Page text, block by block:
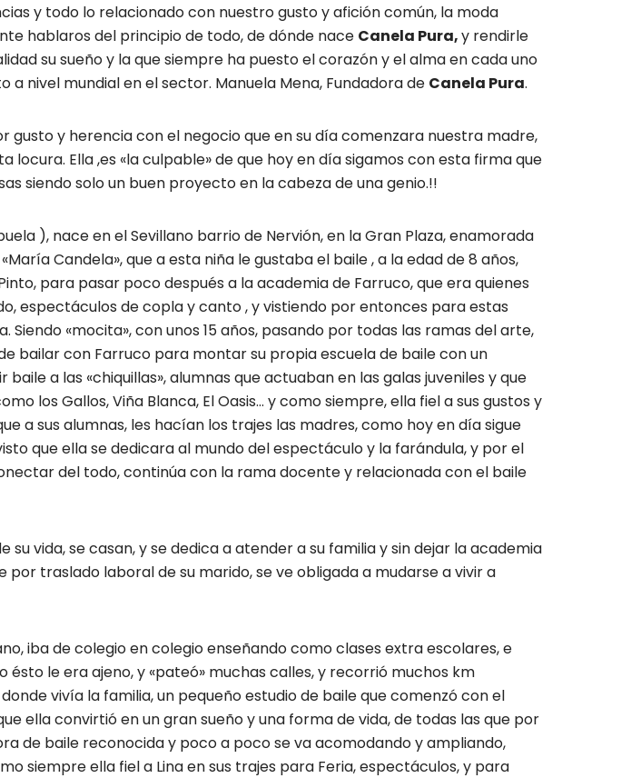
y todo lo relacionado con nuestro gusto y afición común, la moda
hablaros del principio de todo, de dónde nace Canela Pura,y rendirle
su sueño y la que siempre ha puesto el corazón y el alma en cada uno
nivel mundial en el sector. Manuela Mena, Fundadora de Canela Pura.
gusto y herencia con el negocio que en su día comenzara nuestra madre,
Ella ,es «la culpable» de que hoy en día sigamos con esta firma que
siendo solo un buen proyecto en la cabeza de una genio.!!
), nace en el Sevillano barrio de Nervión, en la Gran Plaza, enamorada
Candela», que a esta niña le gustaba el baile , a la edad de 8 años,
para pasar poco después a la academia de Farruco, que era quienes
espectáculos de copla y canto , y vistiendo por entonces para estas
«mocita», con unos 15 años, pasando por todas las ramas del arte,
bailar con Farruco para montar su propia escuela de baile con un
a las «chiquillas», alumnas que actuaban en las galas juveniles y que
los Gallos, Viña Blanca, El Oasis… y como siempre, ella fiel a sus gustos y
a sus alumnas, les hacían los trajes las madres, como hoy en día sigue
que ella se dedicara al mundo del espectáculo y la farándula, y por el
del todo, continúa con la rama docente y relacionada con el baile
vida, se casan, y se dedica a atender a su familia y sin dejar la academia
traslado laboral de su marido, se ve obligada a mudarse a vivir a
iba de colegio en colegio enseñando como clases extra escolares, e
le era ajeno, y «pateó» muchas calles, y recorrió muchos km
vivía la familia, un pequeño estudio de baile que comenzó con el
ella convirtió en un gran sueño y una forma de vida, de todas las que por
de baile reconocida y poco a poco se va acomodando y ampliando,
siempre ella fiel a Lina en sus trajes para Feria, espectáculos, y para